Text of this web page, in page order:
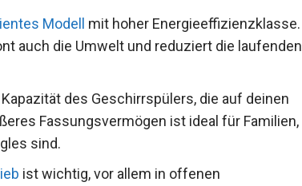
Modell mit hoher Energieeffizienzklasse.
auch die Umwelt und reduziert die laufenden
des Geschirrspülers, die auf deinen
Fassungsvermögen ist ideal für Familien,
sind.
ist wichtig, vor allem in offenen